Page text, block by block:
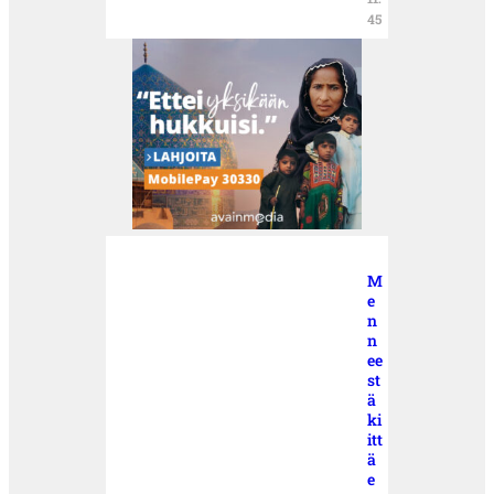
45
M
e
n
n
ee
st
ä
ki
itt
ä
e